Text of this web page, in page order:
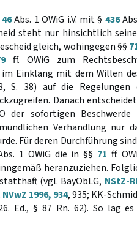
46Abs. 1 OWiG i.V. mit § 436
steht nur hinsichtlich
gleich, wohingegen §§
ff. OWiG zum
Einklang mit dem Willen
S. 38) auf die Regelungen
Danach
der sofortigen Beschwerde
Verhandlung nur
Für deren Durchführung
1 OWiG die in §§ 71 ff.
heranzuziehen.
(vgl. BayObLG, NStZ-
NVwZ 1996, 934, 935; KK-
Ed., § 87 Rn. 62). So lag